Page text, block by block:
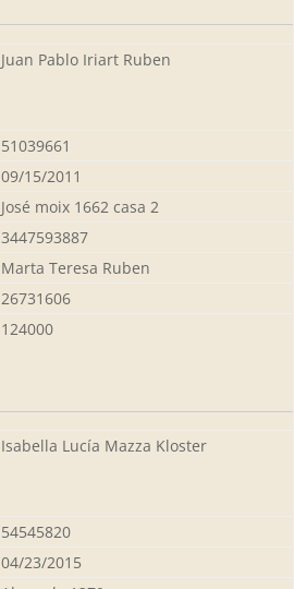
Juan Pablo Iriart Ruben
51039661
09/15/2011
José moix 1662 casa 2
3447593887
Marta Teresa Ruben
26731606
124000
Isabella Lucía Mazza Kloster
54545820
04/23/2015